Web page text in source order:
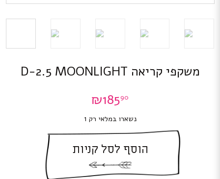
משקפי קריאה D-2.5 MOONLIGHT
₪18590
נשארו במלאי רק 1
הוסף לסל קניות